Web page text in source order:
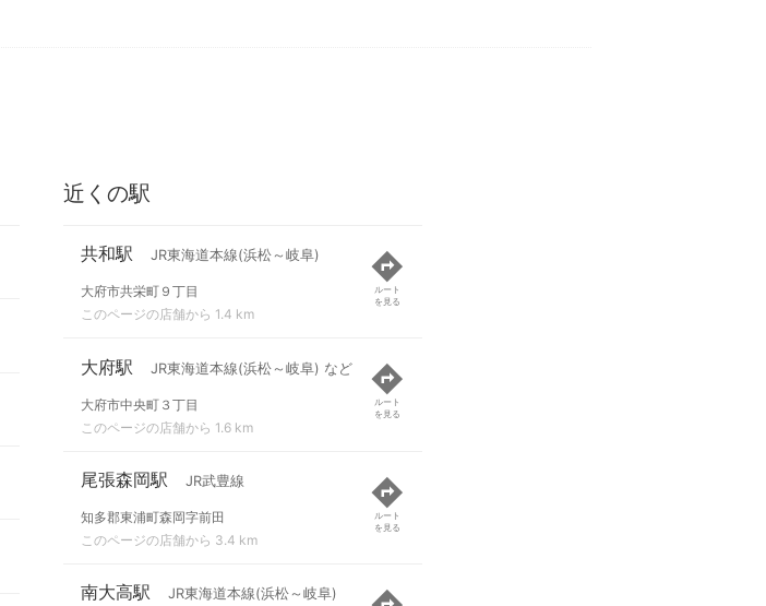
近くの駅
共和駅 JR東海道本線(浜松～岐阜)
大府市共栄町９丁目
このページの店舗から 1.4 km
ルート
を見る
大府駅 JR東海道本線(浜松～岐阜) など
大府市中央町３丁目
このページの店舗から 1.6 km
ルート
を見る
尾張森岡駅 JR武豊線
知多郡東浦町森岡字前田
このページの店舗から 3.4 km
ルート
を見る
南大高駅 JR東海道本線(浜松～岐阜)